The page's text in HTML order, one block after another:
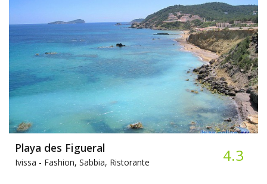
Playa des Figueral
Ivissa - Fashion, Sabbia, Ristorante 4.3